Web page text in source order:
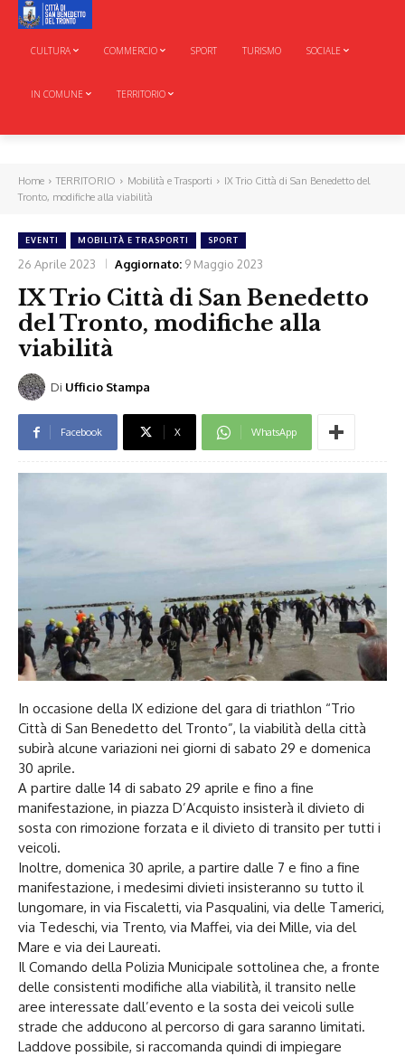
CULTURA COMMERCIO SPORT TURISMO SOCIALE
IN COMUNE TERRITORIO
Home TERRITORIO Mobilità e Trasporti
IX Trio Città di San Benedetto del
Tronto, modifiche alla viabilità
EVENTI MOBILITÀ E TRASPORTI SPORT
26 Aprile 2023 Aggiornato: 9 Maggio 2023
IX Trio Città di San Benedetto
del Tronto, modifiche alla
viabilità
Di Ufficio Stampa
Facebook X WhatsApp
In occasione della IX edizione del gara di triathlon “Trio
Città di San Benedetto del Tronto”, la viabilità della città
subirà alcune variazioni nei giorni di sabato 29 e domenica
30 aprile.
A partire dalle 14 di sabato 29 aprile e fino a fine
manifestazione, in piazza D’Acquisto insisterà il divieto di
sosta con rimozione forzata e il divieto di transito per tutti i
veicoli.
Inoltre, domenica 30 aprile, a partire dalle 7 e fino a fine
manifestazione, i medesimi divieti insisteranno su tutto il
lungomare, in via Fiscaletti, via Pasqualini, via delle Tamerici,
via Tedeschi, via Trento, via Maffei, via dei Mille, via del
Mare e via dei Laureati.
Il Comando della Polizia Municipale sottolinea che, a fronte
delle consistenti modifiche alla viabilità, il transito nelle
aree interessate dall’evento e la sosta dei veicoli sulle
strade che adducono al percorso di gara saranno limitati.
Laddove possibile, si raccomanda quindi di impiegare